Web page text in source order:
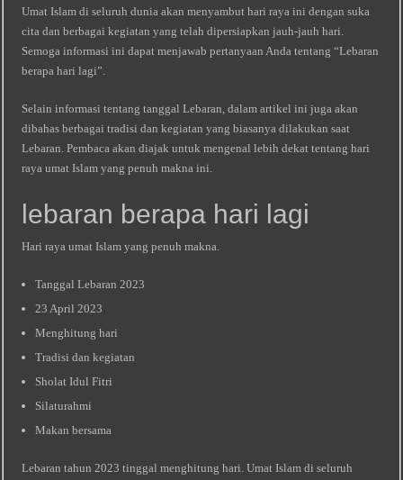
Umat Islam di seluruh dunia akan menyambut hari raya ini dengan suka
cita dan berbagai kegiatan yang telah dipersiapkan jauh-jauh hari.
Semoga informasi ini dapat menjawab pertanyaan Anda tentang “Lebaran
berapa hari lagi”.
Selain informasi tentang tanggal Lebaran, dalam artikel ini juga akan
dibahas berbagai tradisi dan kegiatan yang biasanya dilakukan saat
Lebaran. Pembaca akan diajak untuk mengenal lebih dekat tentang hari
raya umat Islam yang penuh makna ini.
lebaran berapa hari lagi
Hari raya umat Islam yang penuh makna.
Tanggal Lebaran 2023
23 April 2023
Menghitung hari
Tradisi dan kegiatan
Sholat Idul Fitri
Silaturahmi
Makan bersama
Lebaran tahun 2023 tinggal menghitung hari. Umat Islam di seluruh